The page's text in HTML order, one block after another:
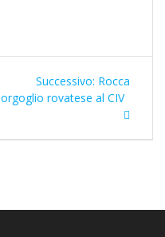
Successivo: Articolo
successivo:
Rocca
orgoglio rovatese al CIV